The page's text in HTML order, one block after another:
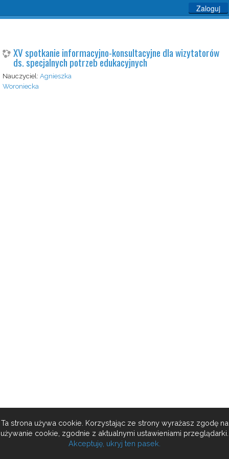
Zaloguj
XV spotkanie informacyjno-konsultacyjne dla wizytatorów
ds. specjalnych potrzeb edukacyjnych
Nauczyciel: Agnieszka
Woroniecka
Ta strona używa cookie. Korzystając ze strony wyrażasz zgodę na
używanie cookie, zgodnie z aktualnymi ustawieniami przeglądarki.
Akceptuję, ukryj ten pasek.